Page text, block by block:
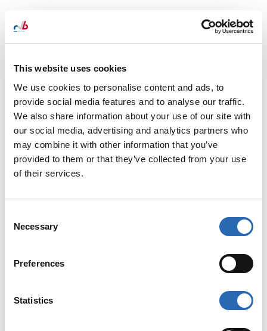
This website uses cookies
We use cookies to personalise content and ads, to
provide social media features and to analyse our traffic.
We also share information about your use of our site with
our social media, advertising and analytics partners who
may combine it with other information that you’ve
provided to them or that they’ve collected from your use
of their services.
Selection
Necessary
Preferences
Statistics
VOOR ALLE WEGEN EEN
PASSEND ADVIES
Binnen RvB Engineering geven we advies voor alle
benodigde analyses voor de aanleg van een nieuw
wegennet. Dit kunnen verkeerskundige analyses
zijn maar ook verhardingsadviezen en
landschappelijke inpassingen. Wij bieden u graag
onze totaaloplossingen aan voor boven- en
ondergrondse infra.